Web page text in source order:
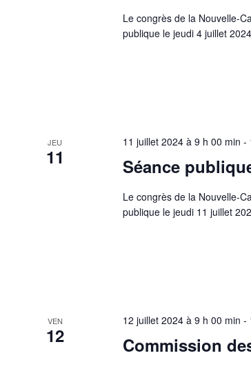
Le congrès de la Nouvelle-
publique le jeudi 4 juillet
JEU
11 Séance
11 juillet 2024 à 9 h 00 min -
Le congrès de la Nouvelle-
publique le jeudi 11 juillet
VEN
12 Commission
12 juillet 2024 à 9 h 00 min -